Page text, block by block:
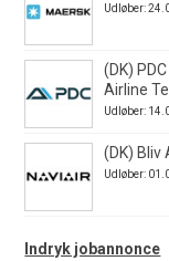
Udløber:
(DK)
Airline
Udløber:
(DK) Bliv
Udløber:
Indryk jobannonce